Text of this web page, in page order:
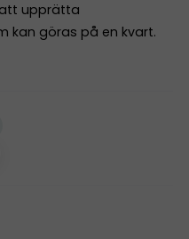
upprätta
kan göras på en kvart.